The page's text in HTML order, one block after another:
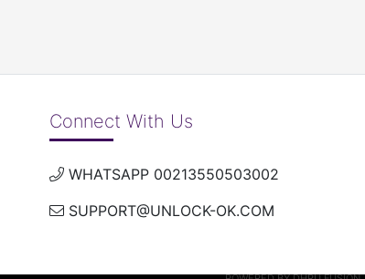
Connect With Us
WHATSAPP 00213550503002
SUPPORT@UNLOCK-OK.COM